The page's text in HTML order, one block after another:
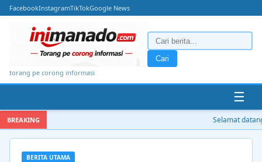
FacebookInstagramTikTokGoogle News
torang pe corong informasi
Cari
☰
BREAKING Selamat
BERITA UTAMA